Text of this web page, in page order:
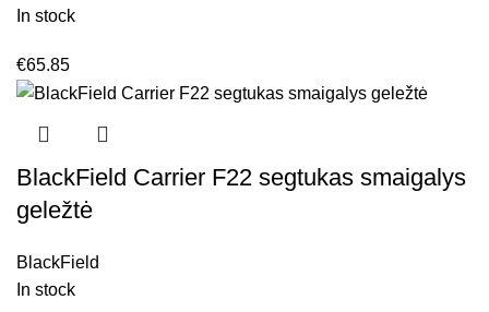
In stock
€65.85
BlackField Carrier F22 segtukas smaigalys
geležtė
BlackField
In stock